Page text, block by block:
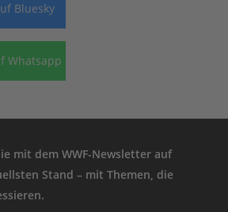
Bluesky
Whatsapp
mit dem WWF-Newsletter auf
Stand – mit Themen, die